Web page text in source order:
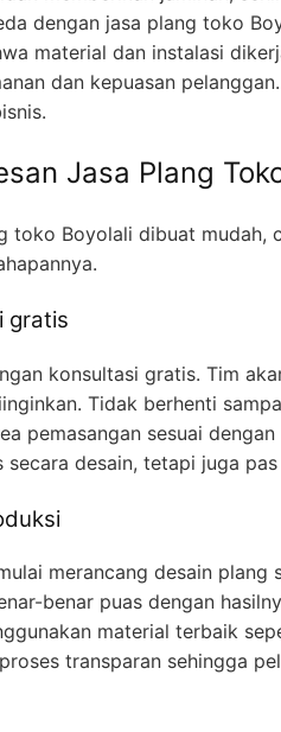
dengan jasa plang toko
material dan instalasi
dan kepuasan
Jasa Plang
toko Boyolali dibuat
gratis
konsultasi gratis. Tim
Tidak berhenti
pemasangan sesuai
desain, tetapi juga
merancang desain
benar puas dengan
material terbaik
transparan sehingga